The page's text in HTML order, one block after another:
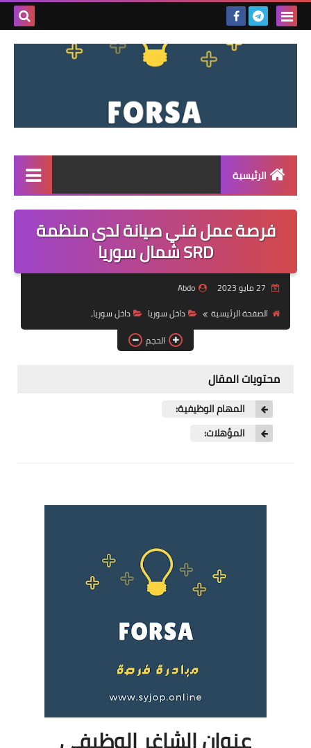
بحث
الرئيسية
القائمة
مناقصات
فرص عمل داخل سوريا
فرص عمل في العراق
فرص عمل في اليمن
فرصة عمل فني صيانة لدى منظمة
SRD شمال سوريا
Abdo
الصفحة الرئيسية
داخل سوريا
داخل سوريا،
الحجم
محتويات المقال
المهام الوظيفية:
المؤهلات: